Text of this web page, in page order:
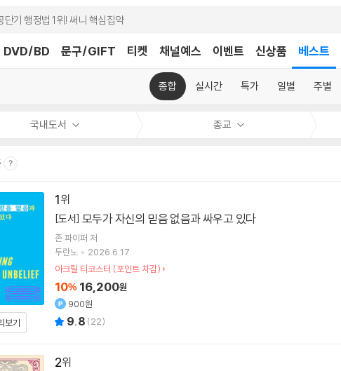
채널예스 이벤트 신상품 베스트
DVD/BD 문구/GIFT 티켓
종합 실시간 특가 일별 주별
국내도서 종교
1
보기
[도서] 모두가 자신의 믿음 없음과 싸우고 있다
존 파이퍼 저
두란노
2026.6.17.
아크릴 티코스터 (포인트 차감)
10% 16,200원
900원
9.8 (22)
2